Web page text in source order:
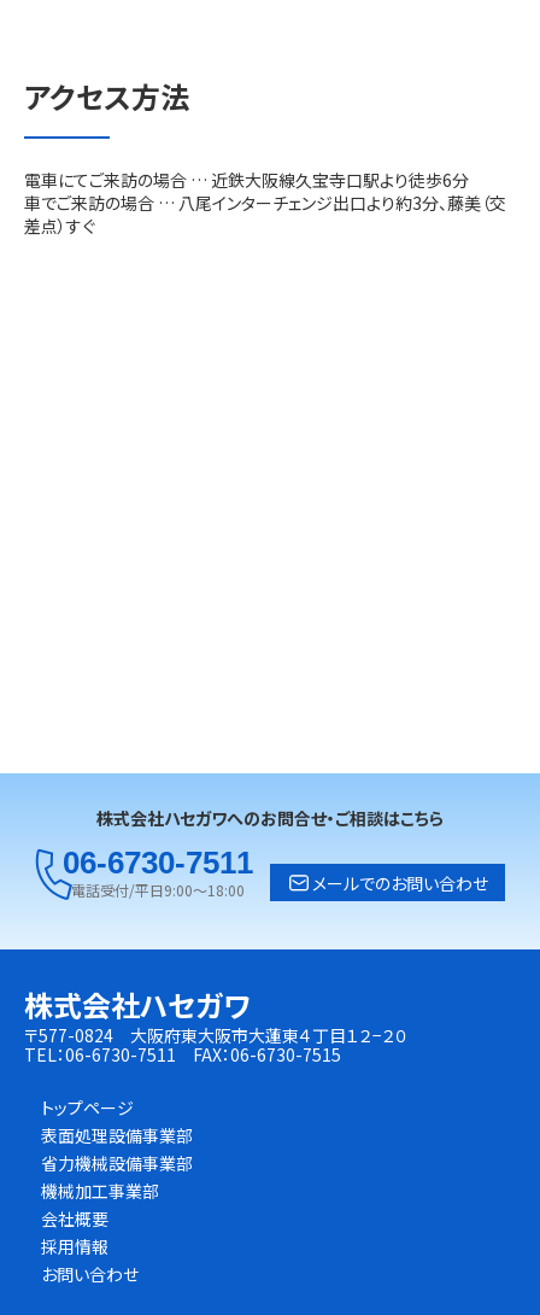
アクセス方法
電車にてご来訪の場合 … 近鉄大阪線久宝寺口駅より徒歩6分
車でご来訪の場合 … 八尾インターチェンジ出口より約3分、藤美（交
差点）すぐ
株式会社ハセガワへのお問合せ・ご相談はこちら
06-6730-7511
電話受付/平日9:00～18:00 メールでのお問い合わせ
株式会社ハセガワ
〒577-0824 大阪府東大阪市大蓮東４丁目１２−２０
TEL：06-6730-7511 FAX：06-6730-7515
トップページ
表面処理設備事業部
省力機械設備事業部
機械加工事業部
会社概要
採用情報
お問い合わせ